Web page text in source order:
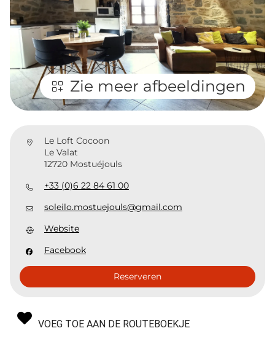
Zie meer afbeeldingen
Le Loft Cocoon
Le Valat
12720 Mostuéjouls
+33 (0)6 22 84 61 00
soleilo.mostuejouls@gmail.com
Website
Facebook
Reserveren
VOEG TOE AAN DE ROUTEBOEKJE